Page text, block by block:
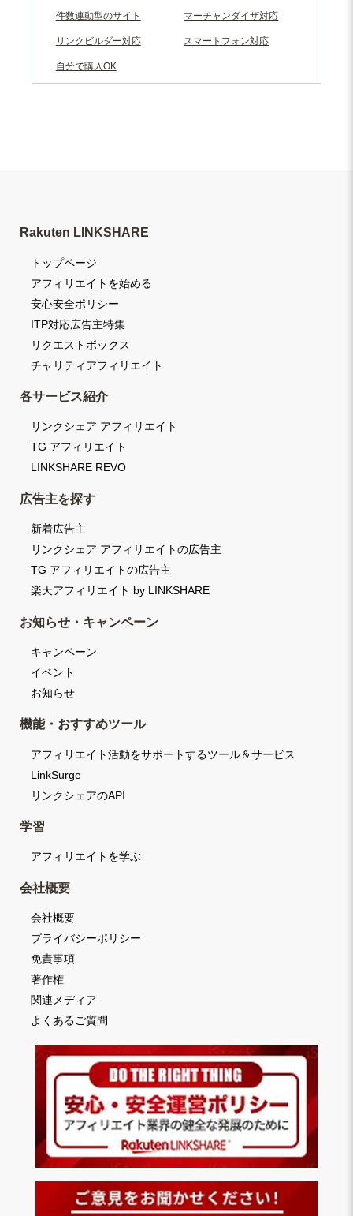
件数連動型のサイト マーチャンダイザ対応
リンクビルダー対応 スマートフォン対応
自分で購入OK
Rakuten LINKSHARE
トップページ
アフィリエイトを始める
安心安全ポリシー
ITP対応広告主特集
リクエストボックス
チャリティアフィリエイト
各サービス紹介
リンクシェア アフィリエイト
TG アフィリエイト
LINKSHARE REVO
広告主を探す
新着広告主
リンクシェア アフィリエイトの広告主
TG アフィリエイトの広告主
楽天アフィリエイト by LINKSHARE
お知らせ・キャンペーン
キャンペーン
イベント
お知らせ
機能・おすすめツール
アフィリエイト活動をサポートするツール＆サービス
LinkSurge
リンクシェアのAPI
学習
アフィリエイトを学ぶ
会社概要
会社概要
プライバシーポリシー
免責事項
著作権
関連メディア
よくあるご質問